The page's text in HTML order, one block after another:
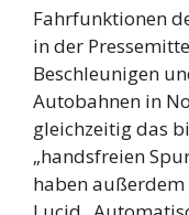
Fahrfunktionen
in der
Beschleunigen
Autobahnen in
gleichzeitig das
„handsfreien
haben